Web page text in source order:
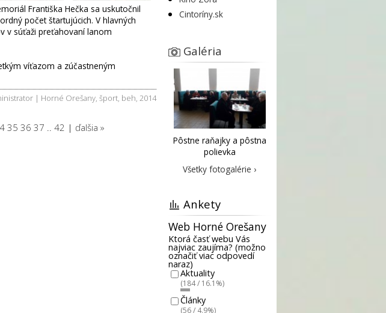
Františka Hečka sa uskutočnil
počet štartujúcich. V hlavných
v súťaži preťahovaní lanom
víťazom a zúčastneným
| Horné Orešany, šport, beh, 2014
35 36 37 .. 42 | ďalšia »
Cintoríny.sk
Galéria
Pôstne raňajky a pôstna
polievka
Všetky fotogalérie ›
Ankety
Web Horné Orešany
Ktorá časť webu Vás
najviac zaujíma? (možno
označiť viac odpovedí
naraz)
Aktuality
(184 / 16.1%)
Články
(56 / 4.9%)